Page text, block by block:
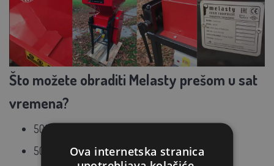
Što možete obraditi Melasty prešom u sat
vremena?
500 - 700 kg pšenice
500 - 700 kg ječma
Ova internetska stranica